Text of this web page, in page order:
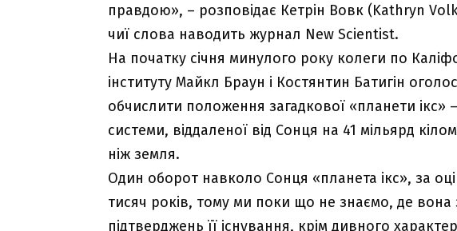
правдою», – розповідає Кетрін Вовк (Kathryn
чиї слова наводить журнал New Scientist.
На початку січня минулого року колеги по
інституту Майкл Браун і Костянтин Батигін
обчислити положення загадкової «планети ікс»
системи, віддаленої від Сонця на 41 мільярд
ніж земля.
Один оборот навколо Сонця «планета ікс», за
тисяч років, тому ми поки що не знаємо, де вона
підтверджень її існування, крім дивного